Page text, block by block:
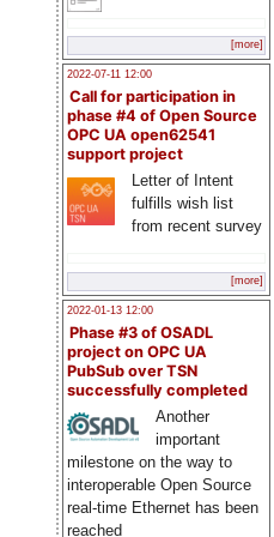
[more]
2022-07-11 12:00
Call for participation in
phase #4 of Open Source
OPC UA open62541
support project
Letter of Intent
fulfills wish list
from recent survey
[more]
2022-01-13 12:00
Phase #3 of OSADL
project on OPC UA
PubSub over TSN
successfully completed
Another
important
milestone on the way to
interoperable Open Source
real-time Ethernet has been
reached